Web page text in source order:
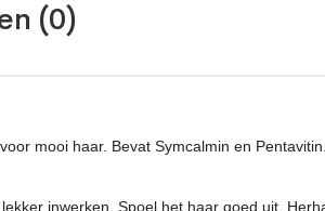
(0)
mooi haar. Bevat Symcalmin en Pentavitin.
inwerken. Spoel het haar goed uit.